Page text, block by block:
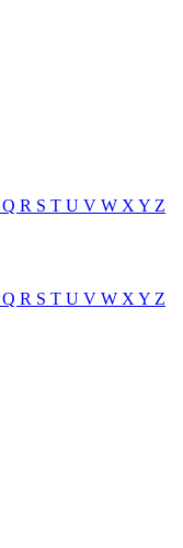
Q R S T U V W XY Z
Q R S T U V W X Y Z